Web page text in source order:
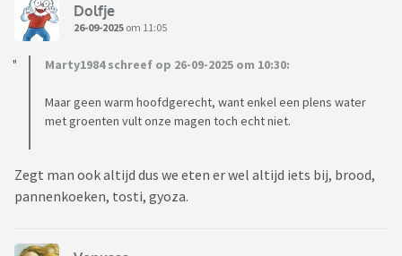
Dolfje
26-09-2025 om 11:05
Marty1984 schreef op 26-09-2025 om 10:30:
Maar geen warm hoofdgerecht, want enkel een plens water
met groenten vult onze magen toch echt niet.
Zegt man ook altijd dus we eten er wel altijd iets bij, brood,
pannenkoeken, tosti, gyoza.